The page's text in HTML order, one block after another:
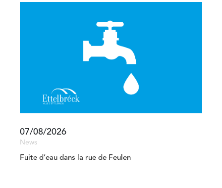
07/08/2026
News
Fuite d’eau dans la rue de Feulen